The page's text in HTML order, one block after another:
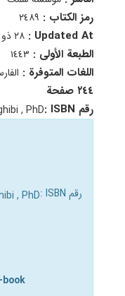
رمز الكتاب : ٢٤٨٩
Updated At : ٢٨ ذو القعدة ١٤٤٤
الطبعة الأولى : ١٤٤٣
اللغات المتوفرة :
٢٤٤ صفحة
رقم ISBN :
, PhD
رقم ISBN : , PhD